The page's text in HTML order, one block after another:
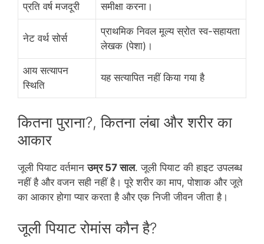
प्रति वर्ष मजदूरी समीक्षा करना।
नेट वर्थ सोर्स
प्राथमिक निवल मूल्य स्रोत स्व-सहायता
लेखक (पेशा)।
आय सत्यापन
स्थिति
यह सत्यापित नहीं किया गया है
कितना पुराना?, कितना लंबा और शरीर का
आकार
जूली पियाट वर्तमानउम्र 57 साल. जूली पियाट की हाइट उपलब्ध
नहीं है और वजन सही नहीं है। पूरे शरीर का माप, पोशाक और जूते
का आकार होगा प्यार करता है और एक निजी जीवन जीता है।
जूली पियाट रोमांस कौन है?